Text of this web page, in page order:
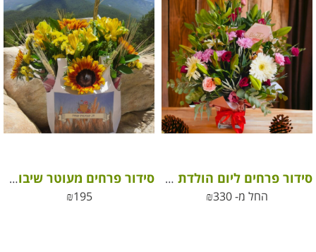
סידור פרחים ליום הולדת שמח
החל מ-
₪330
סידור פרחים מעוטר שיבולים לשבועות
₪195